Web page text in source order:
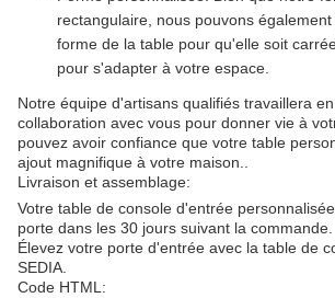
rectangulaire, nous pouvons
forme de la table pour qu'elle soit
pour s'adapter à votre espace.
Notre équipe d'artisans qualifiés travaillera
collaboration avec vous pour donner vie à
pouvez avoir confiance que votre table
ajout magnifique à votre maison..
Livraison et assemblage:
Votre table de console d'entrée
porte dans les 30 jours suivant la commande.
Élevez votre porte d'entrée avec la table de
SEDIA.
Code HTML: